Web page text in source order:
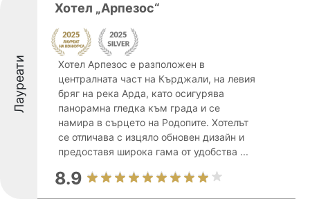
Лауреати
Хотел „Арпезос“
Хотел Арпезос е разположен в
централната част на Кърджали, на левия
бряг на река Арда, като осигурява
панорамна гледка към града и се
намира в сърцето на Родопите. Хотелът
се отличава с изцяло обновен дизайн и
предоставя широка гама от удобства ...
8.9